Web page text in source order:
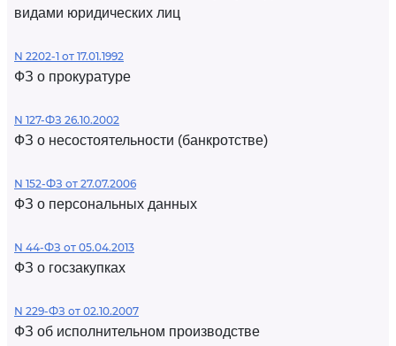
видами юридических лиц
N 2202-1 от 17.01.1992
ФЗ о прокуратуре
N 127-ФЗ 26.10.2002
ФЗ о несостоятельности (банкротстве)
N 152-ФЗ от 27.07.2006
ФЗ о персональных данных
N 44-ФЗ от 05.04.2013
ФЗ о госзакупках
N 229-ФЗ от 02.10.2007
ФЗ об исполнительном производстве